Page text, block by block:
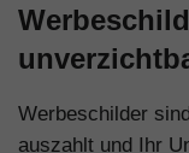
Werbeschilder
auszahlt und Ihr